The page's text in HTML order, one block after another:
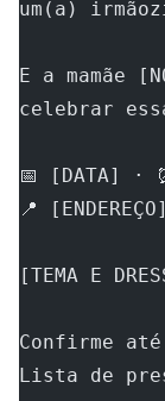
um(a)
E a mamãe
celebrar
📅 [DATA] ·
📍 [ENDEREÇO]
[TEMA E
Confirme
Lista de